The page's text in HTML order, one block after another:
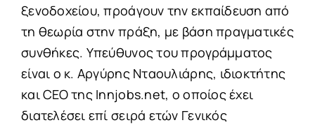
ξενοδοχείου, προάγουν την εκπαίδευση από
τη θεωρία στην πράξη, με βάση πραγματικές
συνθήκες. Υπεύθυνος του προγράμματος
είναι ο κ. Αργύρης Νταουλιάρης, ιδιοκτήτης
και CEO της Innjobs.net, ο οποίος έχει
διατελέσει επί σειρά ετών Γενικός